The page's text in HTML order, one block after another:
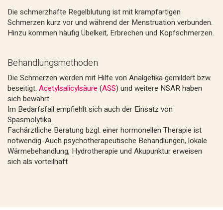
Die schmerzhafte Regelblutung ist mit krampfartigen
Schmerzen kurz vor und während der Menstruation verbunden.
Hinzu kommen häufig Übelkeit, Erbrechen und Kopfschmerzen.
Behandlungsmethoden
Die Schmerzen werden mit Hilfe von Analgetika gemildert bzw.
beseitigt. Acetylsalicylsäure (ASS) und weitere NSAR haben
sich bewährt.
Im Bedarfsfall empfiehlt sich auch der Einsatz von
Spasmolytika.
Fachärztliche Beratung bzgl. einer hormonellen Therapie ist
notwendig. Auch psychotherapeutische Behandlungen, lokale
Wärmebehandlung, Hydrotherapie und Akupunktur erweisen
sich als vorteilhaft